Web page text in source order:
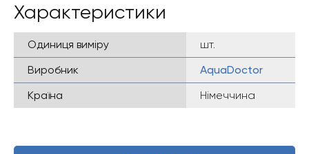
Характеристики
Одиниця виміру
шт.
Виробник
AquaDoctor
Країна
Німеччина